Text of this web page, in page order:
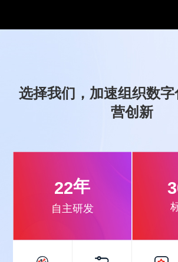
选择我们，加速组织数
营创新
22年
自主研发